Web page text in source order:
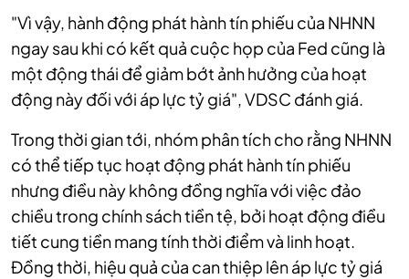
"Vì vậy, hành động phát hành tín phiếu của NHNN
ngay sau khi có kết quả cuộc họp của Fed cũng là
một động thái để giảm bớt ảnh hưởng của hoạt
động này đối với áp lực tỷ giá", VDSC đánh giá.
Trong thời gian tới, nhóm phân tích cho rằng NHNN
có thể tiếp tục hoạt động phát hành tín phiếu
nhưng điều này không đồng nghĩa với việc đảo
chiều trong chính sách tiền tệ, bởi hoạt động điều
tiết cung tiền mang tính thời điểm và linh hoạt.
Đồng thời, hiệu quả của can thiệp lên áp lực tỷ giá